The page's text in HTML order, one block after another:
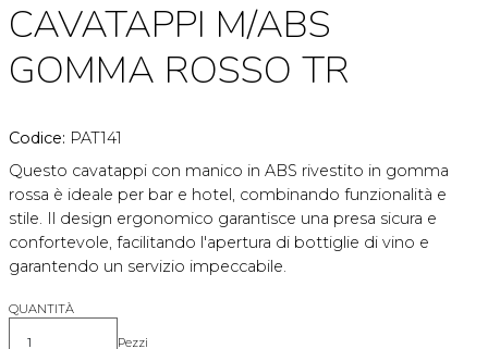
CAVATAPPI M/ABS
GOMMA ROSSO TR
Codice: PAT141
Questo cavatappi con manico in ABS rivestito in gomma
rossa è ideale per bar e hotel, combinando funzionalità e
stile. Il design ergonomico garantisce una presa sicura e
confortevole, facilitando l'apertura di bottiglie di vino e
garantendo un servizio impeccabile.
QUANTITÀ
Pezzi